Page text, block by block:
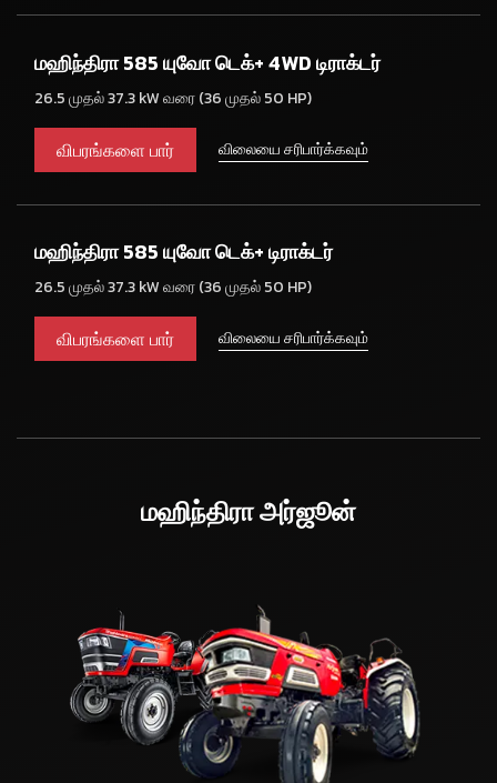
மஹிந்திரா 585 யுவோ டெக்+ 4WD டிராக்டர்
26.5 முதல் 37.3 kW வரை (36 முதல் 50 HP)
விபரங்களை பார் விலையை சரிபார்க்கவும்
மஹிந்திரா 585 யுவோ டெக்+ டிராக்டர்
26.5 முதல் 37.3 kW வரை (36 முதல் 50 HP)
விபரங்களை பார் விலையை சரிபார்க்கவும்
மஹிந்திரா அர்ஜூன்